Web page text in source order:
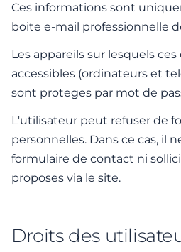
Ces informations sont
boite e-mail professionnelle
Les appareils sur lesquels
accessibles (ordinateurs et
sont proteges par mot de
L'utilisateur peut refuser de
personnelles. Dans ce cas, il
formulaire de contact ni
proposes via le site.
Droits des